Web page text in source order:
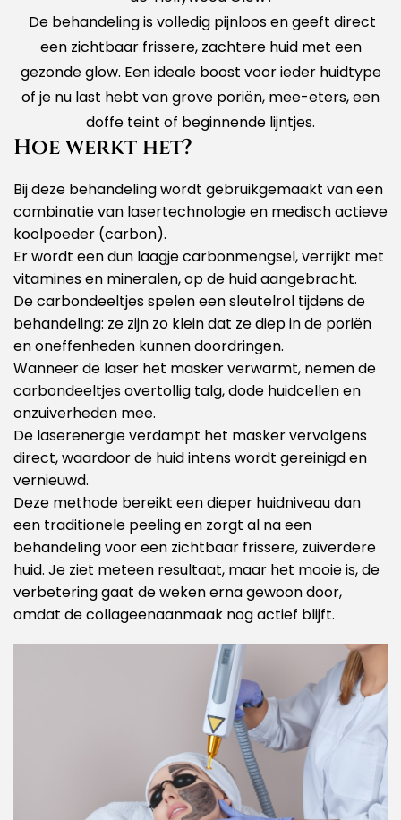
De behandeling is volledig pijnloos en geeft direct
een zichtbaar frissere, zachtere huid met een
gezonde glow. Een ideale boost voor ieder huidtype
of je nu last hebt van grove poriën, mee-eters, een
doffe teint of beginnende lijntjes.
Hoe werkt het?
Bij deze behandeling wordt gebruikgemaakt van een
combinatie van lasertechnologie en medisch actieve
koolpoeder (carbon).
Er wordt een dun laagje carbonmengsel, verrijkt met
vitamines en mineralen, op de huid aangebracht.
De carbondeeltjes spelen een sleutelrol tijdens de
behandeling: ze zijn zo klein dat ze diep in de poriën
en oneffenheden kunnen doordringen.
Wanneer de laser het masker verwarmt, nemen de
carbondeeltjes overtollig talg, dode huidcellen en
onzuiverheden mee.
De laserenergie verdampt het masker vervolgens
direct, waardoor de huid intens wordt gereinigd en
vernieuwd.
Deze methode bereikt een dieper huidniveau dan
een traditionele peeling en zorgt al na een
behandeling voor een zichtbaar frissere, zuiverdere
huid. Je ziet meteen resultaat, maar het mooie is, de
verbetering gaat de weken erna gewoon door,
omdat de collageenaanmaak nog actief blijft.